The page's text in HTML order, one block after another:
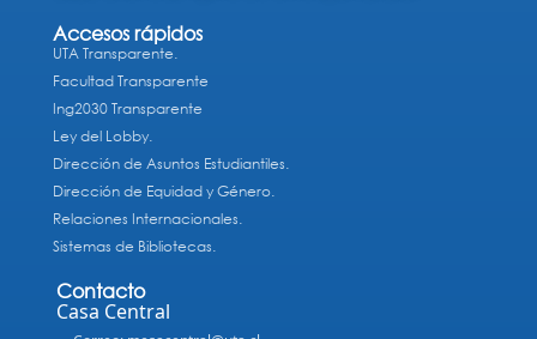
Accesos rápidos
UTA Transparente.
Facultad Transparente
Ing2030 Transparente
Ley del Lobby.
Dirección de Asuntos Estudiantiles.
Dirección de Equidad y Género.
Relaciones Internacionales.
Sistemas de Bibliotecas.
Contacto
Casa Central